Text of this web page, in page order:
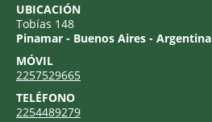
UBICACIÓN
Tobías 148
Pinamar - Buenos Aires - Argentina
MÓVIL
2257529665
TELÉFONO
2254489279